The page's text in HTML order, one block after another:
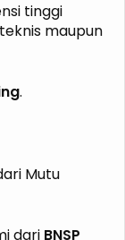
tinggi
maupun
.
Mutu
dari BNSP